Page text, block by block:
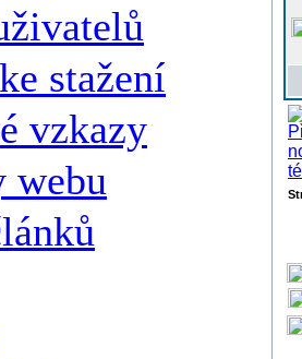
stažení
vzkazy
webu